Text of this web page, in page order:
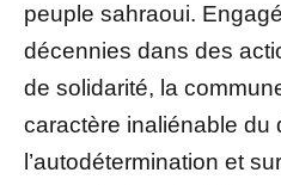
peuple sahraoui.
décennies dans des
de solidarité, la
caractère inaliénable du
l’autodétermination et